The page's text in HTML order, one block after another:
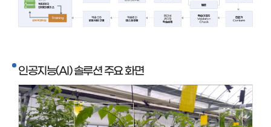
인공지능(AI) 솔루션 주요 화면